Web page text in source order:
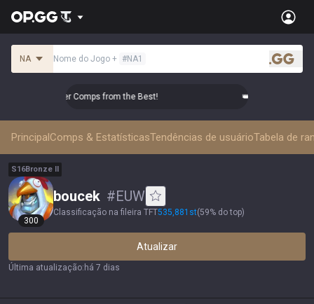
NA Nome do Jogo + #NA1
.gg
Top-tier Comps from the Best! 👑 Master Top-tier
PrincipalComps & EstatísticasTendências de usuárioTabela de
S16Bronze II
300
boucek #EUW
Classificação na fileira TFT535,881 st(59% do top)
Atualizar
Última atualização: há 7 dias